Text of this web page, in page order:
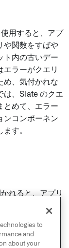
用すると、アプ
や関数をすばや
ト内の古いデー
エラーがクエリ
め、気付かれな
は、Slate のクエ
とめて、エラー
ンコンポーネン
す。
れると、アプリ
ランタイムを
ない場合、条
ください。検
to
and
about your